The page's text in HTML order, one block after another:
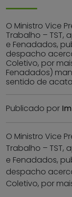
O Ministro Vice
Trabalho – TST,
e Fenadados,
despacho
Coletivo, por
Fenadados)
sentido de
Publicado por
O Ministro Vice
Trabalho – TST,
e Fenadados,
despacho
Coletivo, por